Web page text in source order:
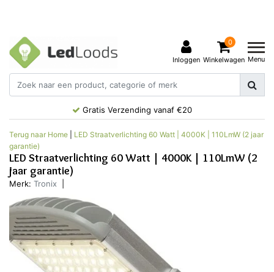
Inloggen
0
Winkelwagen Menu
Gratis Verzending vanaf €20
Terug naar Home
LED Straatverlichting 60 Watt | 4000K | 110LmW (2 jaar
garantie)
LED Straatverlichting 60 Watt | 4000K | 110LmW (2
jaar garantie)
Merk: Tronix